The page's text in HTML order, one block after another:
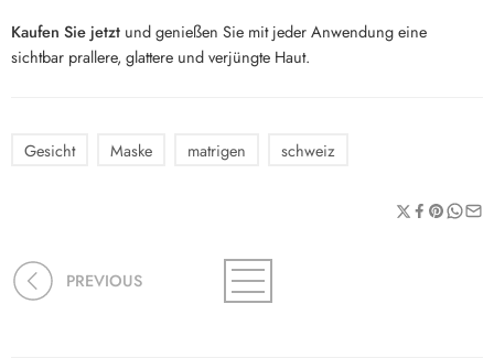
Kaufen Sie jetzt und genießen Sie mit jeder Anwendung eine
sichtbar prallere, glattere und verjüngte Haut.
Gesicht Maske matrigen schweiz
PREVIOUS